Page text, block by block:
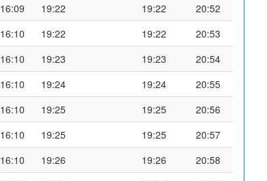
16:09 19:22 19:22
20:52
16:10 19:22 19:22
20:53
16:10 19:23 19:23
20:54
16:10 19:24 19:24
20:55
16:10 19:25 19:25
20:56
16:10 19:25 19:25
20:57
16:10 19:26 19:26
20:58